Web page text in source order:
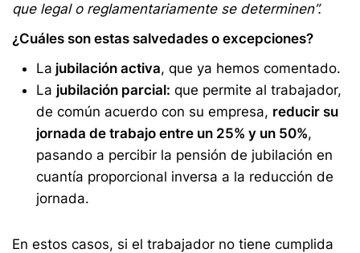
que legal o reglamentariamente se determinen”.
¿Cuáles son estas salvedades o excepciones?
La jubilación activa, que ya hemos comentado.
La jubilación parcial: que permite al trabajador,
de común acuerdo con su empresa, reducir su
jornada de trabajo entre un 25% y un 50%,
pasando a percibir la pensión de jubilación en
cuantía proporcional inversa a la reducción de
jornada.
En estos casos, si el trabajador no tiene cumplida